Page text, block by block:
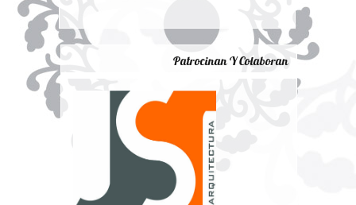
Patrocinan Y Colaboran